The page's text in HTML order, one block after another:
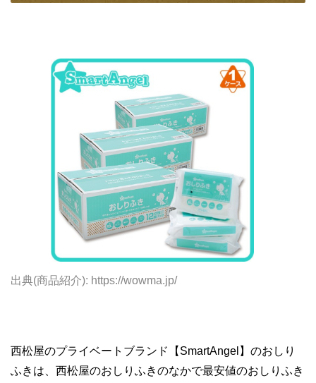
出典(商品紹介): https://wowma.jp/
西松屋のプライベートブランド【SmartAngel】のおしり
ふきは、西松屋のおしりふきのなかで最安値のおしりふき